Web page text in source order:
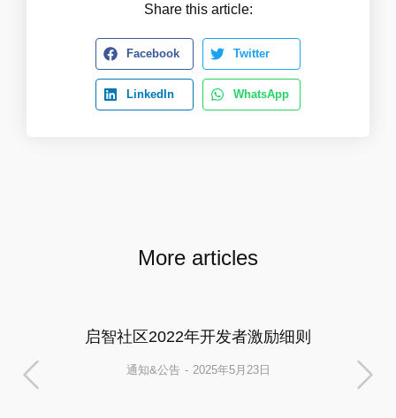
Share this article:
Facebook Twitter
LinkedIn WhatsApp
More articles
启智社区2022年开发者激励细则
通知&公告 2025年5月23日